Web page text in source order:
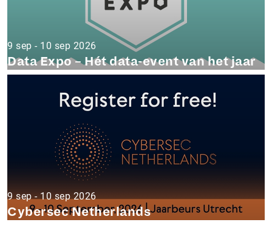
9 sep - 10 sep 2026
Data Expo – Hét data-event van het jaar
9 sep - 10 sep 2026
Cybersec Netherlands